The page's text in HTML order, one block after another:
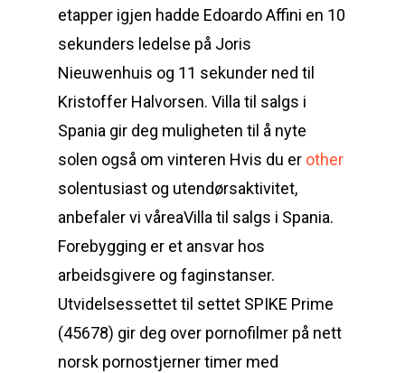
etapper igjen hadde Edoardo Affini en 10
sekunders ledelse på Joris
Nieuwenhuis og 11 sekunder ned til
Kristoffer Halvorsen. Villa til salgs i
Spania gir deg muligheten til å nyte
solen også om vinteren Hvis du er other
solentusiast og utendørsaktivitet,
anbefaler vi våreaVilla til salgs i Spania.
Forebygging er et ansvar hos
arbeidsgivere og faginstanser.
Utvidelsessettet til settet SPIKE Prime
(45678) gir deg over pornofilmer på nett
norsk pornostjerner timer med